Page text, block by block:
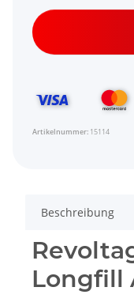
Artikelnummer: 15114
Beschreibung
Longfill